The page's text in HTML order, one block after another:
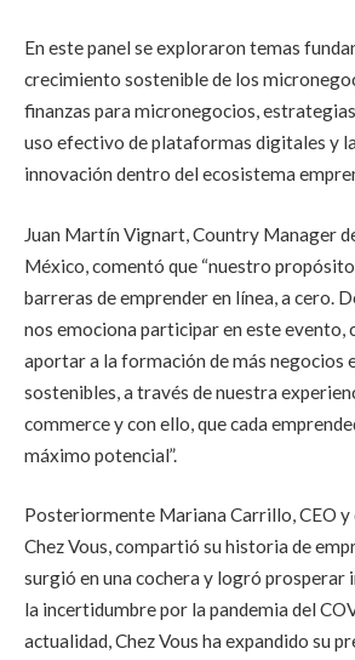
En este panel se exploraron temas
crecimiento sostenible de los
finanzas para micronegocios,
uso efectivo de plataformas digitales y
innovación dentro del ecosistema
Juan Martín Vignart, Country Manager
México, comentó que “nuestro
barreras de emprender en línea, a cero.
nos emociona participar en este evento,
aportar a la formación de más negocios
sostenibles, a través de nuestra
commerce y con ello, que cada
máximo potencial”.
Posteriormente Mariana Carrillo, CEO y
Chez Vous, compartió su historia de
surgió en una cochera y logró prosperar
la incertidumbre por la pandemia del
actualidad, Chez Vous ha expandido su